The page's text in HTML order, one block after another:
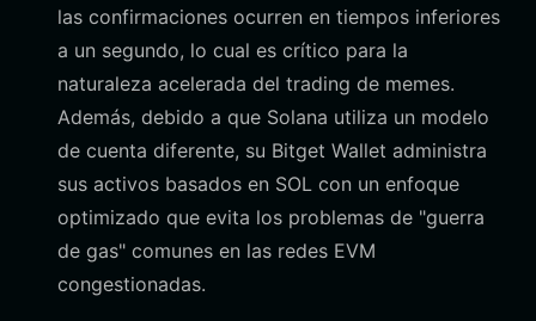
las confirmaciones ocurren en tiempos inferiores
a un segundo, lo cual es crítico para la
naturaleza acelerada del trading de memes.
Además, debido a que Solana utiliza un modelo
de cuenta diferente, su Bitget Wallet administra
sus activos basados en SOL con un enfoque
optimizado que evita los problemas de "guerra
de gas" comunes en las redes EVM
congestionadas.